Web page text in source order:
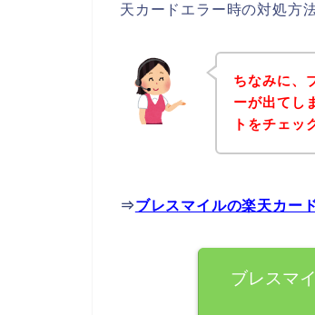
天カードエラー時の対処方
ちなみに、
ーが出てし
トをチェッ
⇒ブレスマイルの楽天カー
ブレスマ